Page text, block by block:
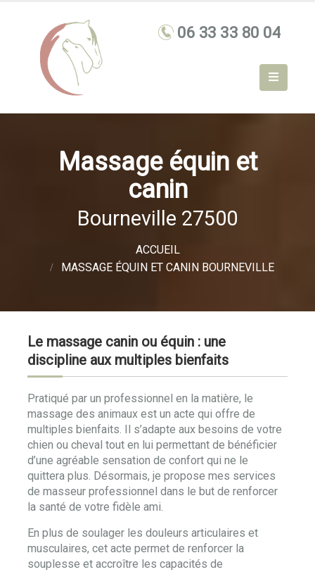
Massage équin et
canin
Bourneville 27500
ACCUEIL
MASSAGE ÉQUIN ET CANIN BOURNEVILLE
Le massage canin ou équin : une
discipline aux multiples bienfaits
Pratiqué par un professionnel en la matière, le
massage des animaux est un acte qui offre de
multiples bienfaits. Il s’adapte aux besoins de votre
chien ou cheval tout en lui permettant de bénéficier
d’une agréable sensation de confort qui ne le
quittera plus. Désormais, je propose mes services
de masseur professionnel dans le but de renforcer
la santé de votre fidèle ami.
En plus de soulager les douleurs articulaires et
musculaires, cet acte permet de renforcer la
souplesse et accroître les capacités de